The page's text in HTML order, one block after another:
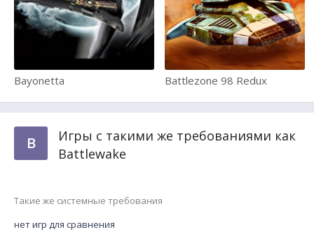
Bayonetta Battlezone 98 Redux
B
Игры с такими же требованиями как
Battlewake
Такие же системные требования
нет игр для сравнения